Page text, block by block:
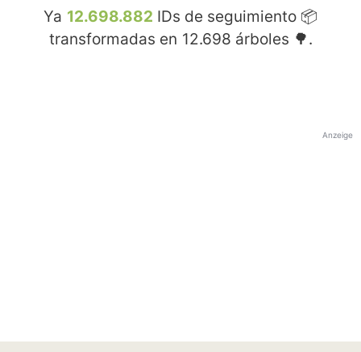
Ya 12.698.882 IDs de seguimiento 📦
transformadas en 12.698 árboles 🌳.
Anzeige